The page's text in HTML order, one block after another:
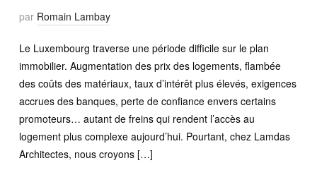
par Romain Lambay
Le Luxembourg traverse une période difficile sur le plan
immobilier. Augmentation des prix des logements, flambée
des coûts des matériaux, taux d’intérêt plus élevés, exigences
accrues des banques, perte de confiance envers certains
promoteurs… autant de freins qui rendent l’accès au
logement plus complexe aujourd’hui. Pourtant, chez Lamdas
Architectes, nous croyons […]